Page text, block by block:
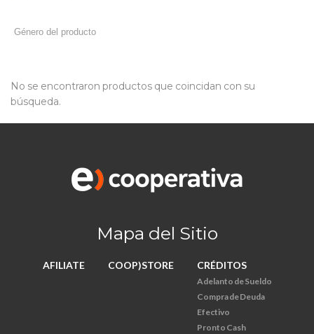
No se encontraron productos que coincidan con su
búsqueda.
Mapa del Sitio
AFILIATE COOP)STORE CRÉDITOS
Adelanto de Sueldo
Compra de Deuda
Efectivo
Pronto Cash